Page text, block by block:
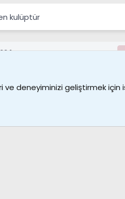
kulüptür
ve deneyiminizi geliştirmek için